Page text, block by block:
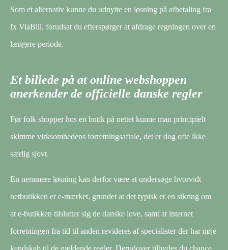
Som et alternativ kunne du udnytte en løsning på afbetaling fra
fx ViaBill, forudsat du efterspørger at afdrage regningen over en
længere periode.
Et billede på at online webshoppen
anerkender de officielle danske regler
Før folk shopper hos en butik på nettet kunne man principielt
skimme virksomhedens forretningsaftale, det er dog ofte ikke
særlig sjovt.
En nemmere løsning kan derfor være at undersøge hvorvidt
netbutikken er e-mærket, grundet at det typisk er en sikring om
at e-butikken tilslutter sig de danske love, samt at internet
forretningen fra tid til anden revideres af specialister der har nøje
kendskab til de gældende regler. Derudover tilbydes du chance